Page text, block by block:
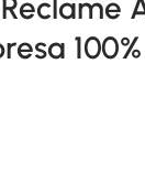
100%